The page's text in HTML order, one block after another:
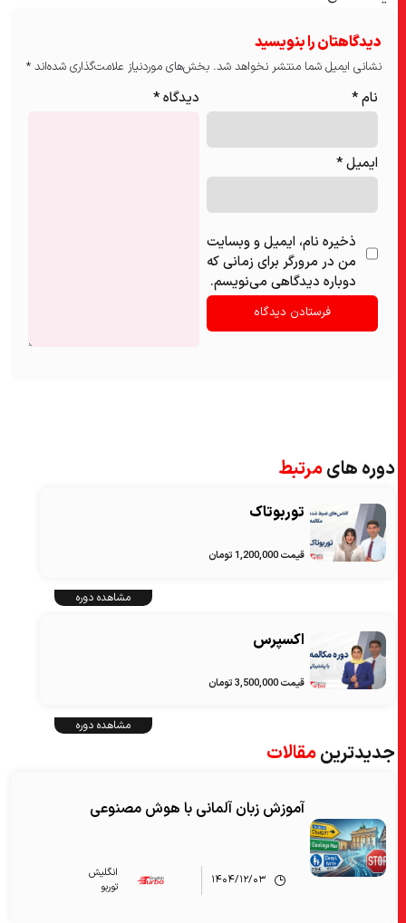
دیدگاهتان را بنویسید
نشانی ایمیل شما منتشر نخواهد شد. بخش‌های موردنیاز علامت‌گذاری شده‌اند*
دیدگاه* نام*
ایمیل*
ذخیره نام، ایمیل و وبسایت
من در مرورگر برای زمانی که
دوباره دیدگاهی می‌نویسم.
دوره هایمرتبط
توربوتاک
قیمت 1,200,000 تومان
مشاهده دوره
اکسپرس
قیمت 3,500,000 تومان
مشاهده دوره
جدیدترینمقالات
آموزش زبان آلمانی با هوش مصنوعی
۱۴۰۴/۱۲/۰۳
انگلیش‌
توربو